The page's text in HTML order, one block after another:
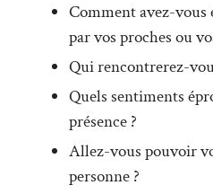
Comment avez-vous
par vos proches ou
Qui rencontrerez-
Quels sentiments
présence ?
Allez-vous pouvoir
personne ?